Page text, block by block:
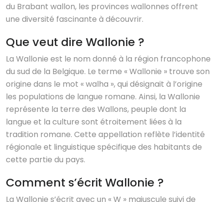
du Brabant wallon, les provinces wallonnes offrent
une diversité fascinante à découvrir.
Que veut dire Wallonie ?
La Wallonie est le nom donné à la région francophone
du sud de la Belgique. Le terme « Wallonie » trouve son
origine dans le mot « walha », qui désignait à l’origine
les populations de langue romane. Ainsi, la Wallonie
représente la terre des Wallons, peuple dont la
langue et la culture sont étroitement liées à la
tradition romane. Cette appellation reflète l’identité
régionale et linguistique spécifique des habitants de
cette partie du pays.
Comment s’écrit Wallonie ?
La Wallonie s’écrit avec un « W » majuscule suivi de